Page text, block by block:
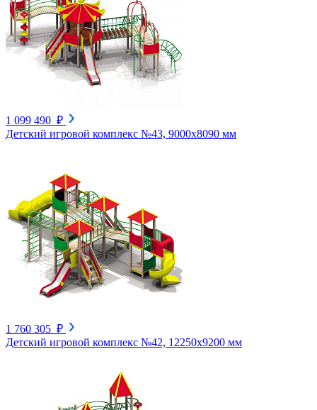
1 099 490 ₽
Детский игровой комплекс №43, 9000х8090 мм
1 760 305 ₽
Детский игровой комплекс №42, 12250х9200 мм